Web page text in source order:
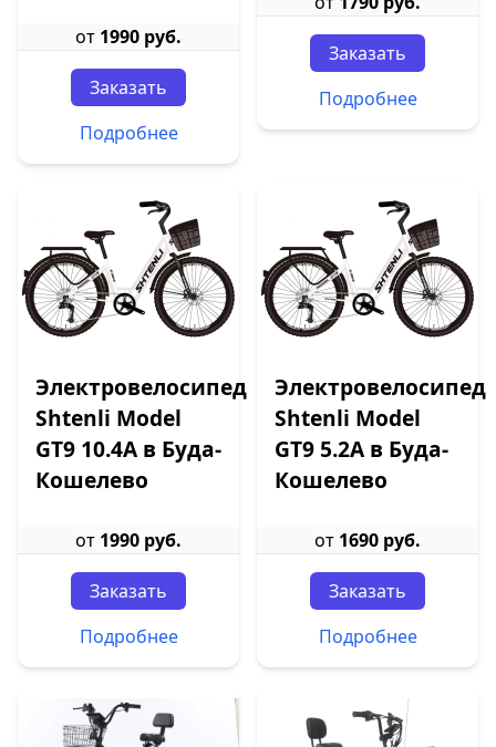
от 1990 руб.
Заказать
Подробнее
Заказать
Подробнее
Электровелосипед
Shtenli Model
GT9 10.4А в Буда-
Кошелево
от 1990 руб.
Заказать
Подробнее
Электровелосипед
Shtenli Model
GT9 5.2А в Буда-
Кошелево
от 1690 руб.
Заказать
Подробнее